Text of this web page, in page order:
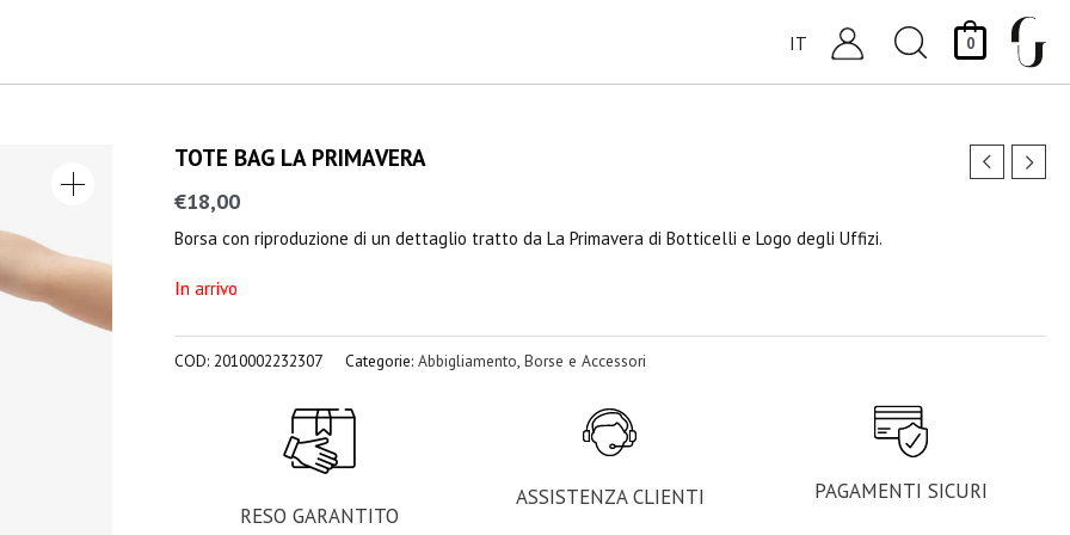
IT Cerca
0
TOTE BAG LA PRIMAVERA
€18,00
Borsa con riproduzione di un dettaglio tratto da La Primavera di Botticelli e Logo degli Uffizi.
In arrivo
COD: 2010002232307 Categorie: Abbigliamento, Borse e Accessori
RESO GARANTITO
ASSISTENZA CLIENTI PAGAMENTI SICURI